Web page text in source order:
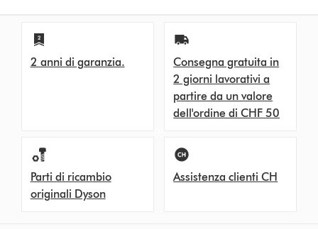
2 anni di garanzia.
Consegna gratuita in
2 giorni lavorativi a
partire da un valore
dell'ordine di CHF 50
Parti di ricambio
originali Dyson
Assistenza clienti CH